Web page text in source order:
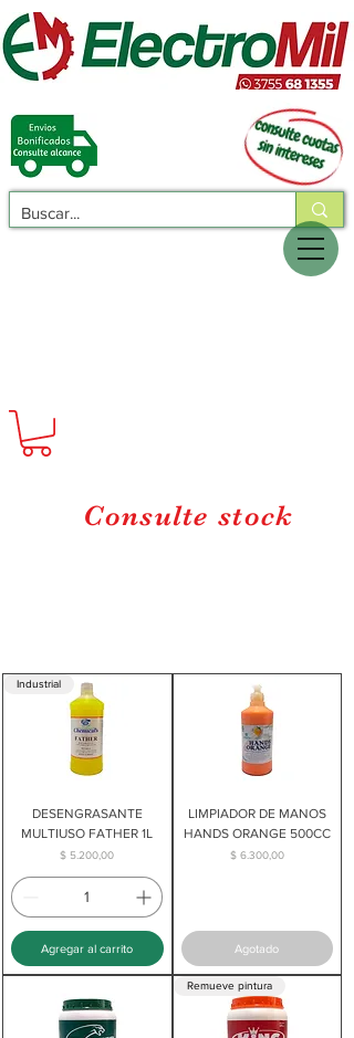
Consulte stock
Industrial
DESENGRASANTE
MULTIUSO FATHER 1L
Precio
$ 5.200,00
Agregar al carrito
LIMPIADOR DE MANOS
HANDS ORANGE 500CC
Precio
$ 6.300,00
Agotado
Remueve pintura